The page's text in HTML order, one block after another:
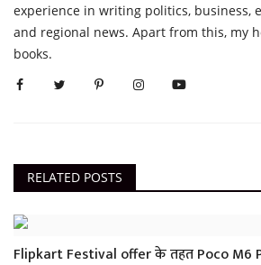
experience in writing politics, business,
and regional news. Apart from this, my
books.
RELATED POSTS
Flipkart Festival offer के तहत Poco M6